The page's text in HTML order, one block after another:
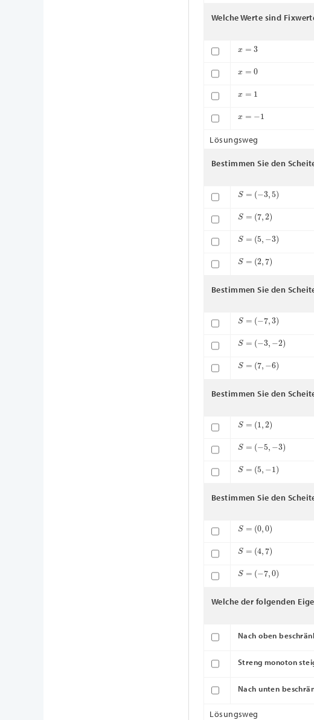
Welche Werte sind
Lösungsweg
Bestimmen Sie den
S= 3 5
S= ,2
S= ,−
S= ,7
Bestimmen Sie den
S= 7 3)
S= 3 −
S= ,−
Bestimmen Sie den
S= ,2
S= 5 −
S= ,−
Bestimmen Sie den
S= ,0
S= , 7
S= 7 0)
Welche der folgenden
Nach oben
Streng monoton
Nach unten
Lösungsweg